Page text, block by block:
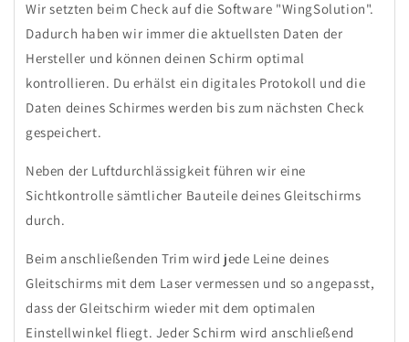
Wir setzten beim Check auf die Software "WingSolution".
Dadurch haben wir immer die aktuellsten Daten der
Hersteller und können deinen Schirm optimal
kontrollieren. Du erhälst ein digitales Protokoll und die
Daten deines Schirmes werden bis zum nächsten Check
gespeichert.
Neben der Luftdurchlässigkeit führen wir eine
Sichtkontrolle sämtlicher Bauteile deines Gleitschirms
durch.
Beim anschließenden Trim wird jede Leine deines
Gleitschirms mit dem Laser vermessen und so angepasst,
dass der Gleitschirm wieder mit dem optimalen
Einstellwinkel fliegt. Jeder Schirm wird anschließend